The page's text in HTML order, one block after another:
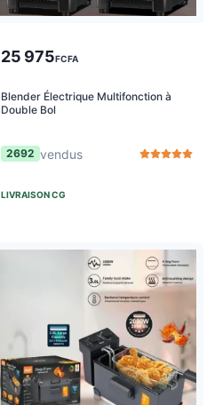
25 975FCFA
Blender Électrique Multifonction à
Double Bol
2692 vendus
LIVRAISONCG